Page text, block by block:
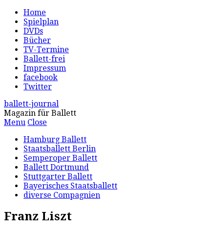
Home
Spielplan
DVDs
Bücher
TV-Termine
Ballett-frei
Impressum
facebook
Twitter
ballett-journal
Magazin für Ballett
Menu Close
Hamburg Ballett
Staatsballett Berlin
Semperoper Ballett
Ballett Dortmund
Stuttgarter Ballett
Bayerisches Staatsballett
diverse Compagnien
Franz Liszt